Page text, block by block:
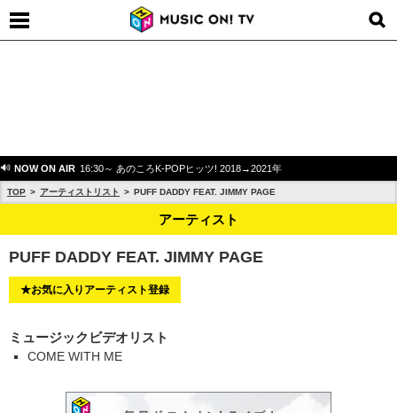
NOW ON AIR 16:30～ あのころK-POPヒッツ! 2018→2021年
TOP アーティストリスト PUFF DADDY FEAT. JIMMY PAGE
アーティスト
PUFF DADDY FEAT. JIMMY PAGE
★お気に入りアーティスト登録
ミュージックビデオリスト
COME WITH ME